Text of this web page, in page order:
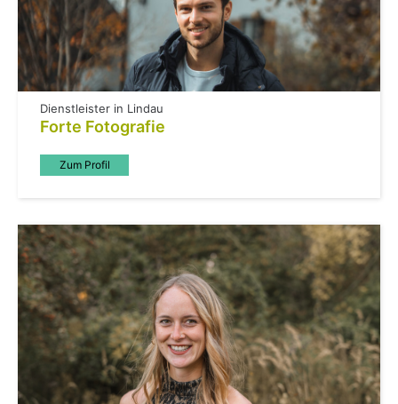
Dienstleister in Lindau
Forte Fotografie
Zum Profil